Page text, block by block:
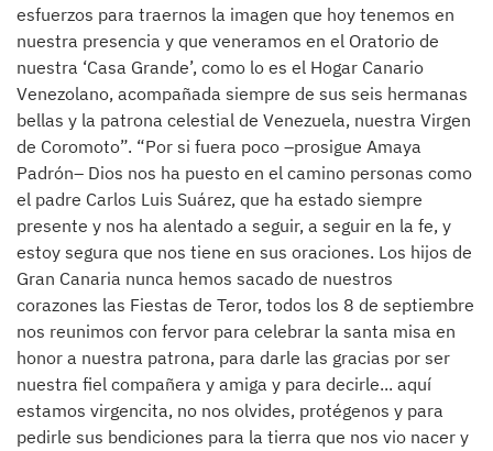
esfuerzos para traernos la imagen que hoy tenemos en
nuestra presencia y que veneramos en el Oratorio de
nuestra ‘Casa Grande’, como lo es el Hogar Canario
Venezolano, acompañada siempre de sus seis hermanas
bellas y la patrona celestial de Venezuela, nuestra Virgen
de Coromoto”. “Por si fuera poco –prosigue Amaya
Padrón– Dios nos ha puesto en el camino personas como
el padre Carlos Luis Suárez, que ha estado siempre
presente y nos ha alentado a seguir, a seguir en la fe, y
estoy segura que nos tiene en sus oraciones. Los hijos de
Gran Canaria nunca hemos sacado de nuestros
corazones las Fiestas de Teror, todos los 8 de septiembre
nos reunimos con fervor para celebrar la santa misa en
honor a nuestra patrona, para darle las gracias por ser
nuestra fiel compañera y amiga y para decirle... aquí
estamos virgencita, no nos olvides, protégenos y para
pedirle sus bendiciones para la tierra que nos vio nacer y